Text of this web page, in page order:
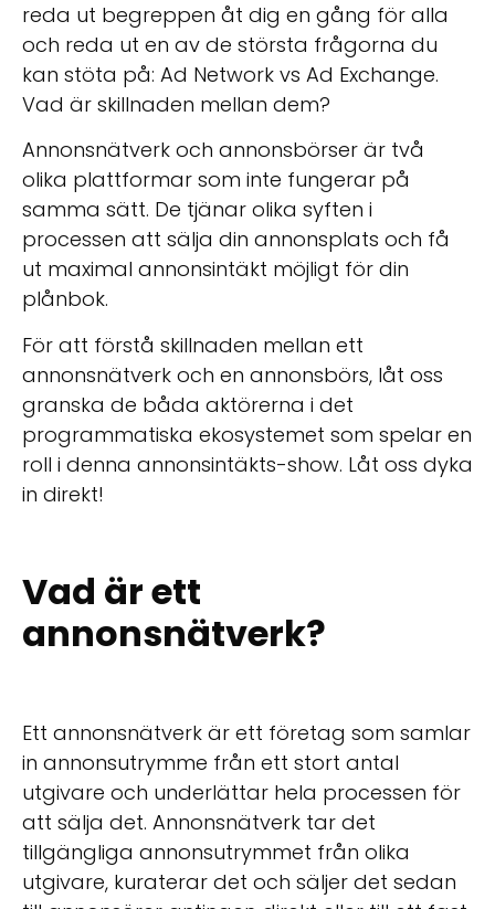
reda ut begreppen åt dig en gång för alla
och reda ut en av de största frågorna du
kan stöta på: Ad Network vs Ad Exchange.
Vad är skillnaden mellan dem?
Annonsnätverk och annonsbörser är två
olika plattformar som inte fungerar på
samma sätt. De tjänar olika syften i
processen att sälja din annonsplats och få
ut maximal annonsintäkt möjligt för din
plånbok.
För att förstå skillnaden mellan ett
annonsnätverk och en annonsbörs, låt oss
granska de båda aktörerna i det
programmatiska ekosystemet som spelar en
roll i denna annonsintäkts-show. Låt oss dyka
in direkt!
Vad är ett
annonsnätverk?
Ett annonsnätverk är ett företag som samlar
in annonsutrymme från ett stort antal
utgivare och underlättar hela processen för
att sälja det. Annonsnätverk tar det
tillgängliga annonsutrymmet från olika
utgivare, kuraterar det och säljer det sedan